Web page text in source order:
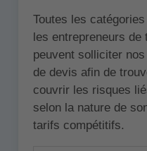
Toutes les
les entrepreneurs
peuvent solliciter
de devis afin de
couvrir les risques
selon la nature de
tarifs compétitifs.